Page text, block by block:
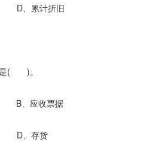
计折旧
是( )。
收票据
存货